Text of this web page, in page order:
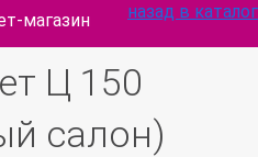
магазин
Ц 150
салон)
назад в каталог